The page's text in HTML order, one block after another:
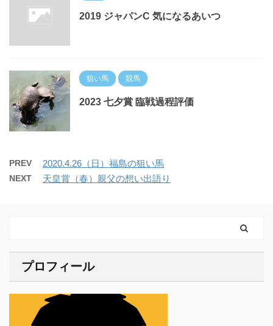
2019 ジャパンC 気になるあいつ
狙い馬 競馬
2023 七夕賞 臨戦過程評価
PREV 2020.4.26（日）福島の狙い馬
NEXT 天皇賞（春）親父の想い出語り
プロフィール